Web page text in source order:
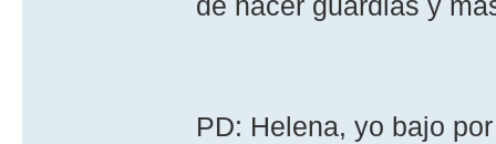
PD: Helena, yo bajo